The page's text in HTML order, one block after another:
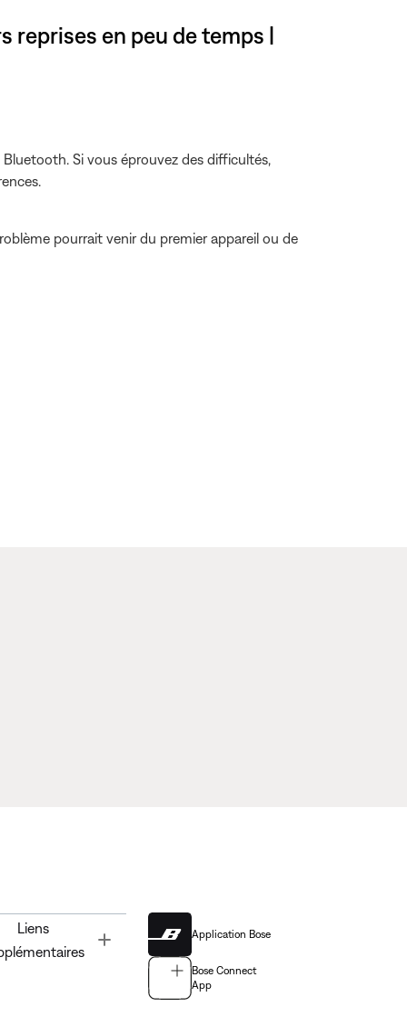
reprises en peu de temps |
Si vous éprouvez des difficultés,
pourrait venir du premier appareil ou de
Liens
Application Bose
Bose Connect
App